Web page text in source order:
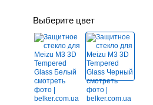
Выберите цвет